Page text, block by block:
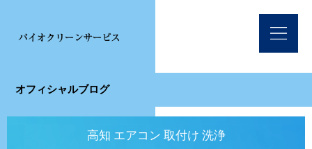
オフィシャルブログ
高知 エアコン 取付け 洗浄